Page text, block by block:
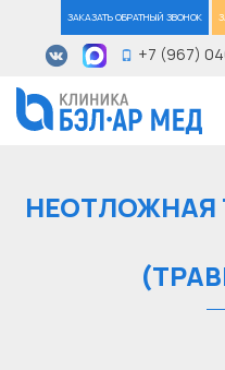
ЗАКАЗАТЬ ОБРАТНЫЙ ЗВОНОК
+7 (967)
НЕОТЛОЖНАЯ